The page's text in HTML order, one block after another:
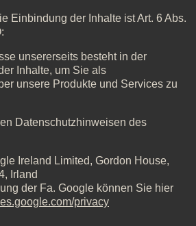
Einbindung der Inhalte ist Art. 6 Abs.
unsererseits besteht in der
Inhalte, um Sie als
unsere Produkte und Services zu
Datenschutzhinweisen des
Ireland Limited, Gordon House,
Irland
der Fa. Google können Sie hier
privacy